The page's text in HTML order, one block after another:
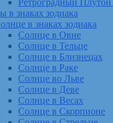
Ретроградный Плутон
в знаках зодиака
в знаках зодиака
Солнце в Овне
Солнце в Тельце
Солнце в Близнецах
Солнце в Раке
Солнце во Льве
Солнце в Деве
Солнце в Весах
Солнце в Скорпионе